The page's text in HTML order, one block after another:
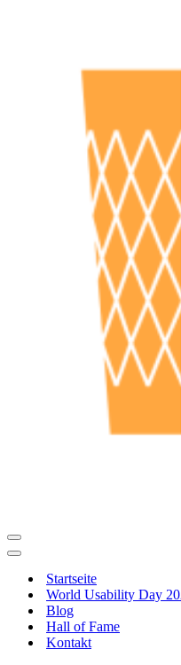
Navigationsmenü
Navigationsmenü
Startseite
World Usability Day
Blog
Hall of Fame
Kontakt